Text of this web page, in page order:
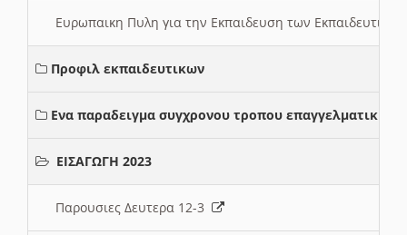
Ευρωπαικη Πυλη για την Εκπαιδευση των
Προφιλ εκπαιδευτικων
Ενα παραδειγμα συγχρονου τροπου επαγγελματικης
ΕΙΣΑΓΩΓΗ 2023
Παρουσιες Δευτερα 12-3